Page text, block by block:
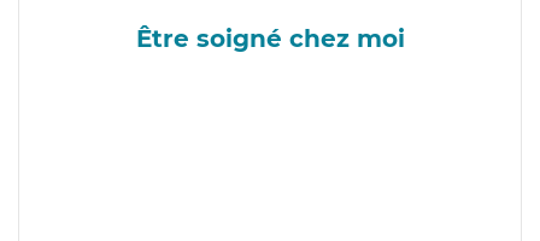
Être soigné chez moi